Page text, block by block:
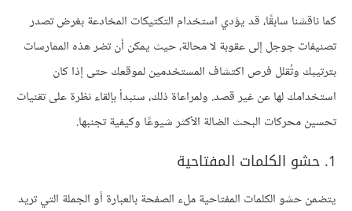
كما ناقشنا سابقًا، قد يؤدي استخدام التكتيكات المخادعة بغرض تصدر
تصنيفات جوجل إلى عقوبة لا محالة، حيث يمكن أن تضر هذه الممارسات
بترتيبك وتُقلل فرص اكتشاف المستخدمين لموقعك حتى إذا كان
استخدامك لها عن غير قصد. ولمراعاة ذلك، سنبدأ بإلقاء نظرة على تقنيات
تحسين محركات البحث الضالة الأكثر شيوعًا وكيفية تجنبها.
1. حشو الكلمات المفتاحية
يتضمن حشو الكلمات المفتاحية ملء الصفحة بالعبارة أو الجملة التي تريد